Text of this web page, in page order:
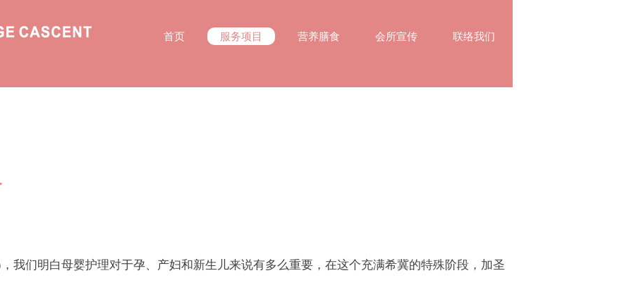
首页 服务项目 营养膳食 会所宣传 联络我们
我们明白母婴护理对于孕、产妇和新生儿来说有多么重要，在这个充满希冀的特殊阶段，加圣